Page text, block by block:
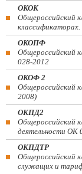
ОКОК
Общероссийский
ОКОПФ
Общероссийский
028-2012
ОКОФ 2
Общероссийский
2008)
ОКПД2
Общероссийский
деятельности ОК
ОКПДТР
Общероссийский
служащих и